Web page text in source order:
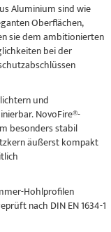
Aluminium sind wie
Oberflächen,
sie dem ambitionierten
bei der
und
NovoFire®-
besonders stabil
äußerst kompakt
Hohlprofilen
nach DIN EN 1634-1